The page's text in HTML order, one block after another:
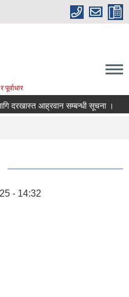
दरखास्त आह्रवान सम्बन्धी सूचना ।
- 14:32